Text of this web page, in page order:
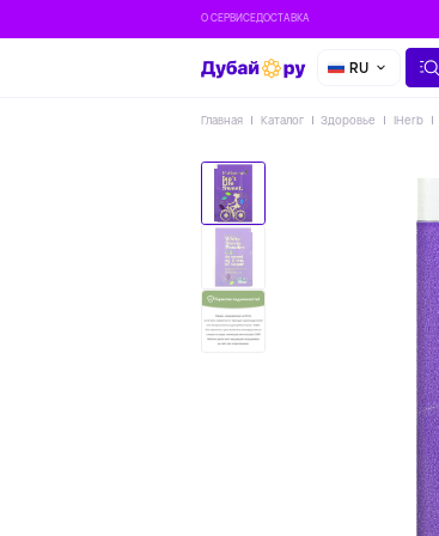
О СЕРВИСЕДОСТАВКА
RU
Главная Каталог Здоровье IHerb